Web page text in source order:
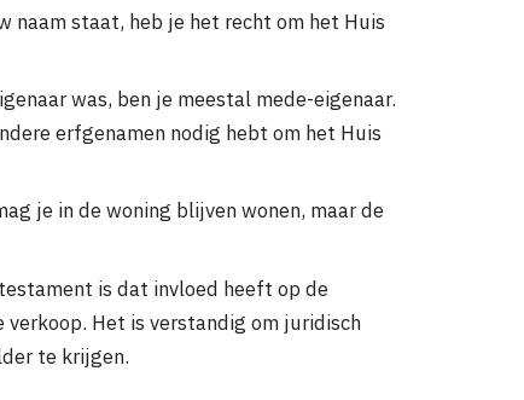
naam staat, heb je het recht om het Huis
was, ben je meestal mede-eigenaar.
erfgenamen nodig hebt om het Huis
je in de woning blijven wonen, maar de
is dat invloed heeft op de
Het is verstandig om juridisch
te krijgen.